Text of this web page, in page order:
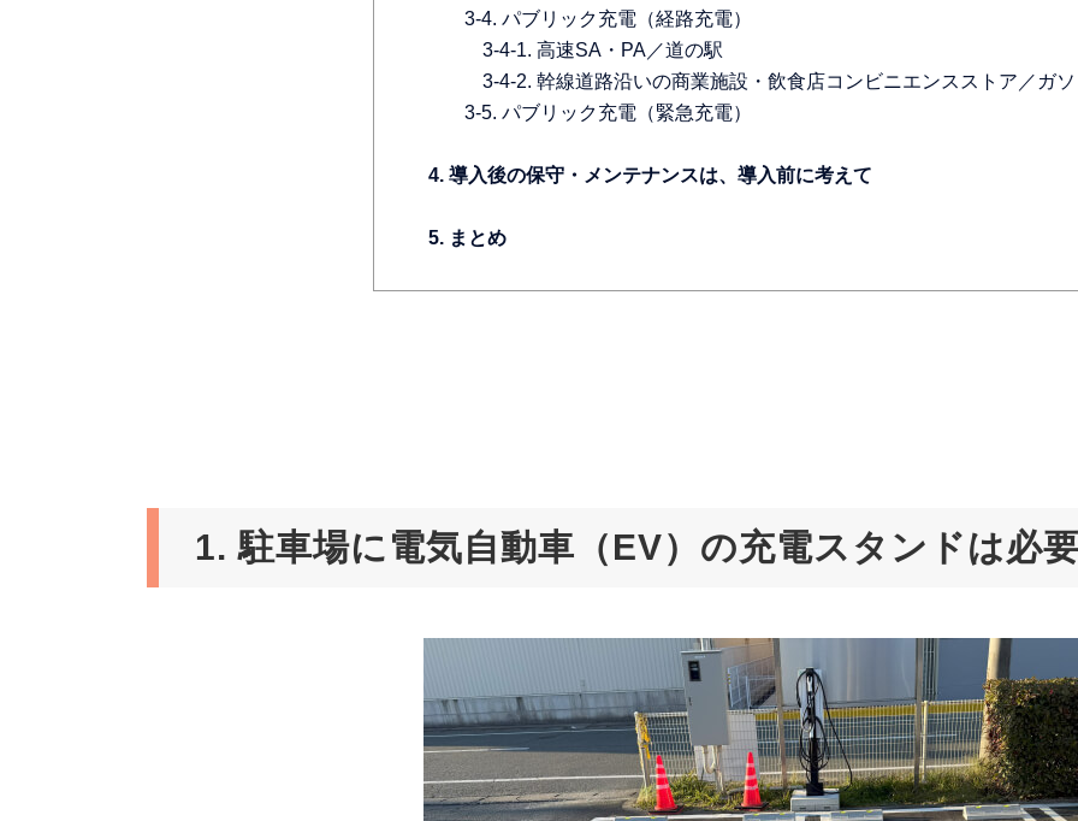
3-4. パブリック充電（経路充電）
3-4-1. 高速SA・PA／道の駅
3-4-2. 幹線道路沿いの商業施設・飲食店コンビニエンスストア／ガ
3-5. パブリック充電（緊急充電）
4. 導入後の保守・メンテナンスは、導入前に考えて
5. まとめ
1. 駐車場に電気自動車（EV）の充電スタンドは必